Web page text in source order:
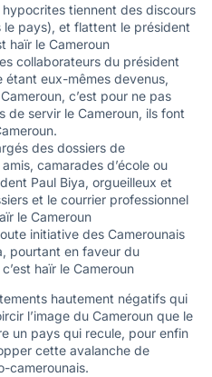
tiennent des discours
pays), et flattent le président
haïr le Cameroun
collaborateurs du président
étant eux-mêmes devenus,
c’est pour ne pas
de servir le Cameroun, ils font
des dossiers de
camarades d’école ou
Paul Biya, orgueilleux et
et le courrier professionnel
le Cameroun
initiative des Camerounais
pourtant en faveur du
haïr le Cameroun
hautement négatifs qui
l’image du Cameroun que le
un pays qui recule, pour enfin
cette avalanche de
camerounais.